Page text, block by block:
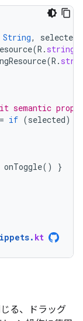
String, selected
(R . string
(R .
semantic
= if (selected)
onToggle()
}
. kt
る、ドラッグ